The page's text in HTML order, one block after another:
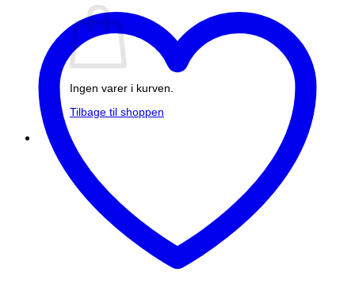
Ingen varer i kurven.
Tilbage til shoppen